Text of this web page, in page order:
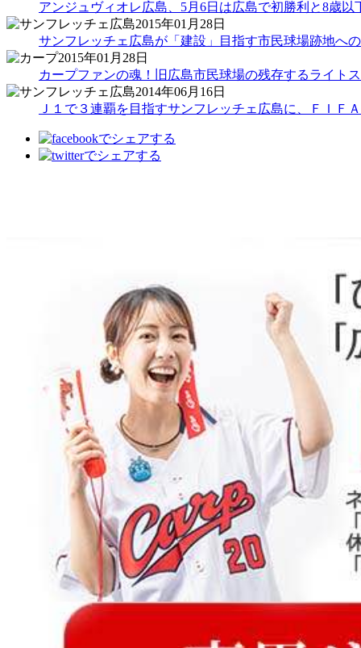
アンジュヴィオレ広島、5月6日は広島で初勝利と8歳
2015年01月28日
サンフレッチェ広島が「建設」目指す市民球場跡地へ
2015年01月28日
カープファンの魂！旧広島市民球場の残存するライト
2014年06月16日
Ｊ１で３連覇を目指すサンフレッチェ広島に、ＦＩＦ